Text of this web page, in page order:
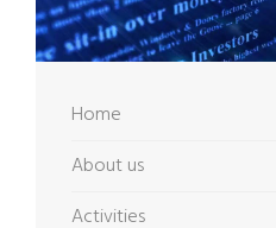
Home
About us
Activities